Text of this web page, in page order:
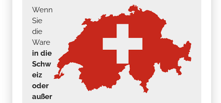
Wenn
Sie
die
Ware
in die
Schw
eiz
oder
außer